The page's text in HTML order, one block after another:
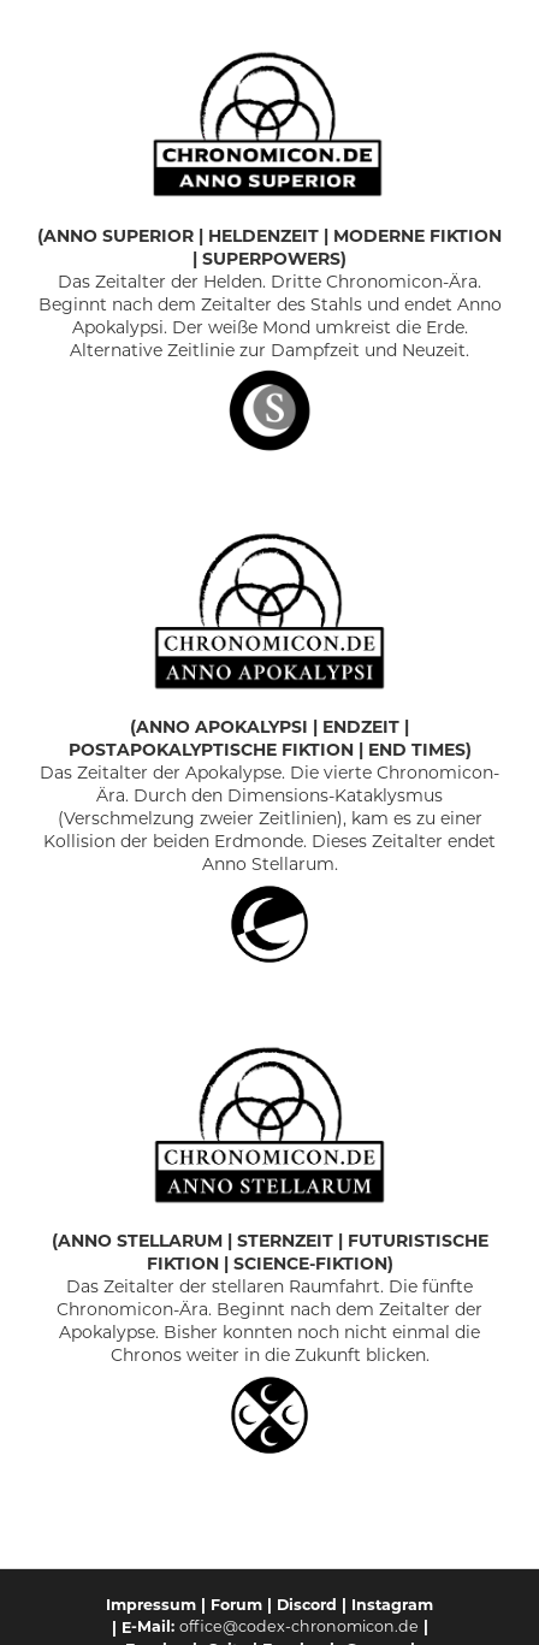
(ANNO SUPERIOR | HELDENZEIT | MODERNE FIKTION
| SUPERPOWERS)
Das Zeitalter der Helden. Dritte Chronomicon-Ära.
Beginnt nach dem Zeitalter des Stahls und endet Anno
Apokalypsi. Der weiße Mond umkreist die Erde.
Alternative Zeitlinie zur Dampfzeit und Neuzeit.
(ANNO APOKALYPSI | ENDZEIT |
POSTAPOKALYPTISCHE FIKTION | END TIMES)
Das Zeitalter der Apokalypse. Die vierte Chronomicon-
Ära. Durch den Dimensions-Kataklysmus
(Verschmelzung zweier Zeitlinien), kam es zu einer
Kollision der beiden Erdmonde. Dieses Zeitalter endet
Anno Stellarum.
(ANNO STELLARUM
STERNZEIT | FUTURISTISCHE
FIKTION | SCIENCE-FIKTION)
Das Zeitalter der stellaren Raumfahrt. Die fünfte
Chronomicon-Ära. Beginnt nach dem Zeitalter der
Apokalypse. Bisher konnten noch nicht einmal die
Chronos weiter in die Zukunft blicken.
Impressum Forum Discord
Instagram
| E-Mail: office@codex-chronomicon.de